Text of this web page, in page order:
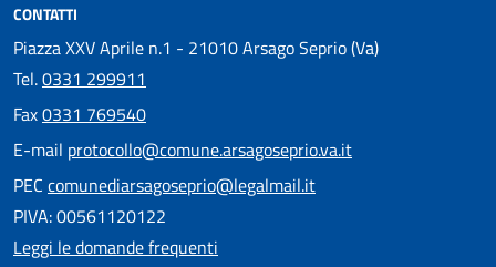
CONTATTI
Piazza XXV Aprile n.1 - 21010 Arsago Seprio (Va)
Tel.0331 299911
Fax0331 769540
E-mail protocollo@comune.arsagoseprio.va.it
PEC comunediarsagoseprio@legalmail.it
PIVA: 00561120122
Leggi le domande frequenti